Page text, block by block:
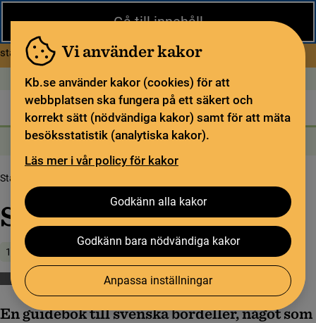
Gå till innehåll
Under sommaren har KB begränsad service och särskilda
öppettider. Vissa veckor är en del funktioner och samlingar
stängda.Läs mer om Begränsad service i sommar
Vi använder kakor
Kb.se använder kakor (cookies) för att
webbplatsen ska fungera på ett säkert och
korrekt sätt (nödvändiga kakor) samt för att mäta
besöksstatistik (analytiska kakor).
Läs mer i vår policy för kakor
Godkänn alla kakor
Godkänn bara nödvändiga kakor
Anpassa inställningar
Öppet idag: 9–17In English
Biblioteket För bibliotekssektorn Pliktleverans och ISBN
Sök Sök
Söktjänster
Startsida
Svenska bordeller
18 september 2019
Böcker Dagstidningar
En guidebok till svenska bordeller, något som